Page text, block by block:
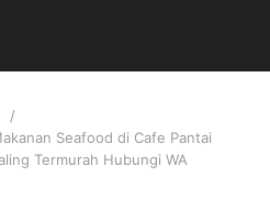
Seafood di Cafe Pantai
Termurah Hubungi WA